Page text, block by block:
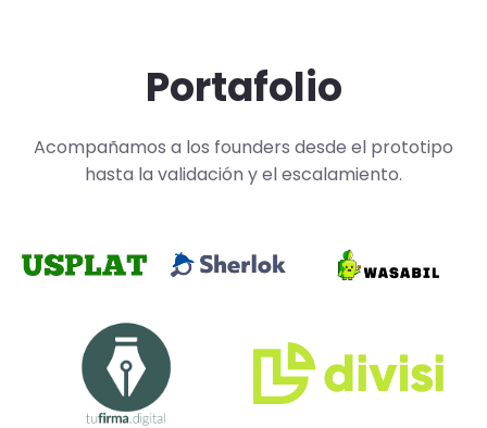
Portafolio
Acompañamos a los founders desde el prototipo
hasta la validación y el escalamiento.